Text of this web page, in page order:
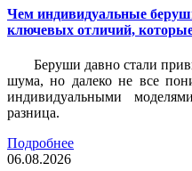
Чем индивидуальные
ключевых отличий,
Беруши давно стали
шума, но далеко не все
индивидуальными
разница.
Подробнее
06.08.2026